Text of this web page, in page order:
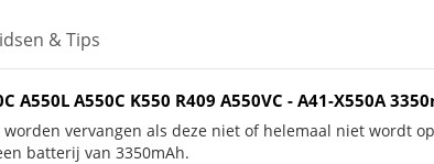
& Tips
A550L A550C K550 R409 A550VC - A41-X550A
vervangen als deze niet of helemaal niet wordt
batterij van 3350mAh.